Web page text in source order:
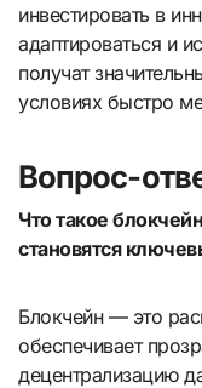
инвестировать в
адаптироваться и
получат
условиях быстро
Вопрос-
Что такое
становятся
Блокчейн — это
обеспечивает
децентрализацию